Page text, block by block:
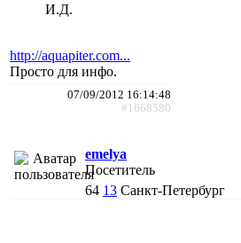
И.Д.
http://aquapiter.com...
Просто для инфо.
07/09/2012 16:14:48
#1668580
emelya
Посетитель
64 13 Санкт-Петербург